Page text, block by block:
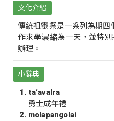
文化介紹
傳統祖靈祭是一系列為期
作求學濃縮為一天，並特
辦理。
小辭典
ta‘avalra
勇士成年禮
molapangolai